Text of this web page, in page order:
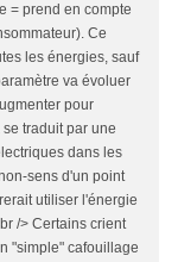
= prend en compte
Ce
les énergies, sauf
va évoluer
pour
traduit par une
dans les
sens d'un point
utiliser l'énergie
/> Certains crient
"simple" cafouillage